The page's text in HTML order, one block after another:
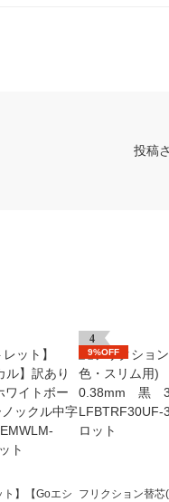
投稿
ト】【Goエシ
4
9%OFF
フリクション替芯